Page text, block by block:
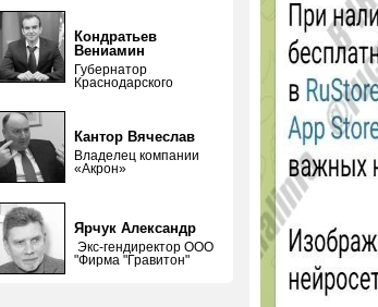
Кондратьев
Вениамин
Губернатор
Краснодарского
Кантор Вячеслав
Владелец компании
«Акрон»
Ярчук Александр
Экс-гендиректор ООО
"Фирма "Гравитон"